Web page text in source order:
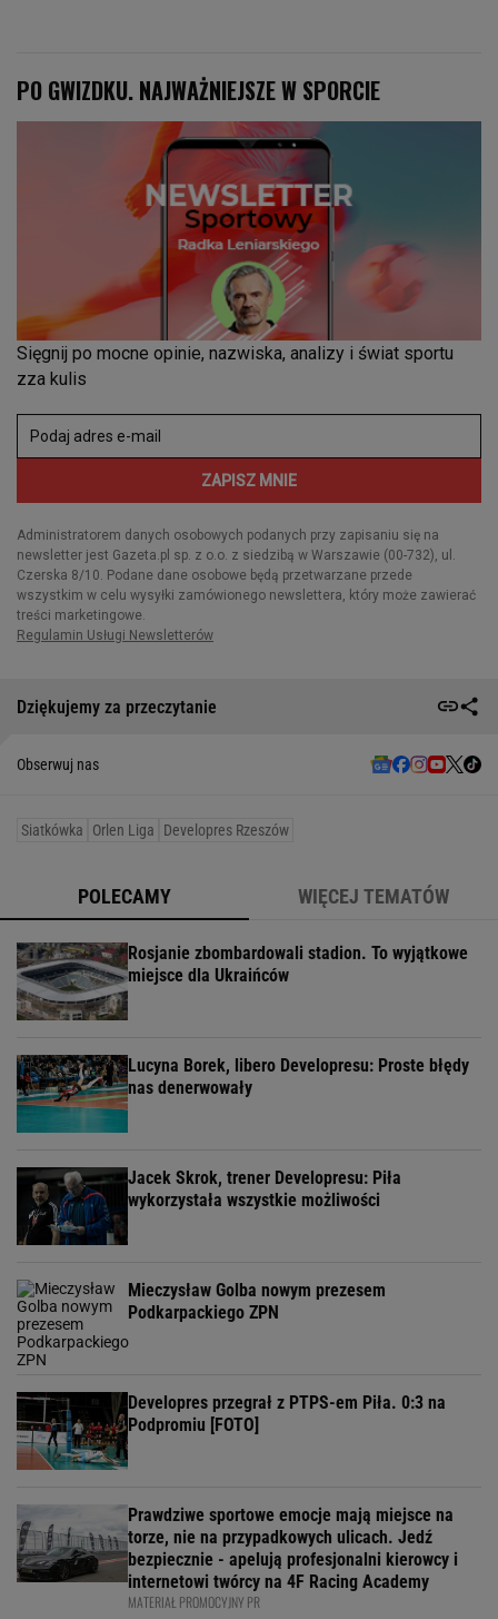
Dziękujemy za przeczytanie
Obserwuj nas
Siatkówka Orlen Liga Developres Rzeszów
POLECAMY WIĘCEJ TEMATÓW
Rosjanie zbombardowali stadion. To wyjątkowe
miejsce dla Ukraińców
Lucyna Borek, libero Developresu: Proste błędy
nas denerwowały
Jacek Skrok, trener Developresu: Piła
wykorzystała wszystkie możliwości
Mieczysław Golba nowym prezesem
Podkarpackiego ZPN
Developres przegrał z PTPS-em Piła. 0:3 na
Podpromiu [FOTO]
Prawdziwe sportowe emocje mają miejsce na
torze, nie na przypadkowych ulicach. Jedź
bezpiecznie - apelują profesjonalni kierowcy i
internetowi twórcy na 4F Racing Academy
MATERIAŁ PROMOCYJNY PR